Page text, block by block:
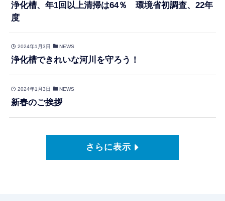
浄化槽、年1回以上清掃は64％ 環境省初調査、22年
度
2024年1月3日 NEWS
浄化槽できれいな河川を守ろう！
2024年1月3日 NEWS
新春のご挨拶
さらに表示